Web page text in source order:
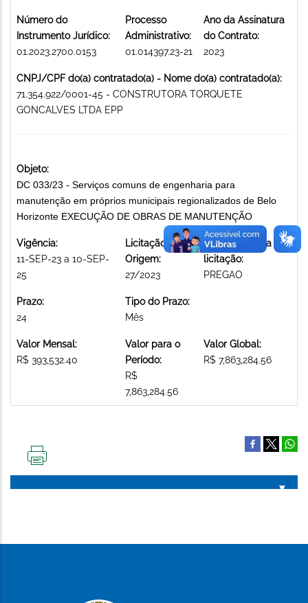
Número do
Instrumento Jurídico:
01.2023.2700.0153
Processo
Administrativo:
01.014397.23-21
Ano da Assinatura
do Contrato:
2023
CNPJ/CPF do(a) contratado(a) - Nome do(a) contratado(a):
71.354.922/0001-45 - CONSTRUTORA TORQUETE
GONCALVES LTDA EPP
Objeto:
DC 033/23 - Serviços comuns de engenharia para
manutenção em próprios municipais regionalizados de Belo
Horizonte EXECUÇÃO DE OBRAS DE MANUTENÇÃO
Vigência:
11-SEP-23 a 10-SEP-
25
Licitação de
Origem:
27/2023
Modalidade da
licitação:
PREGAO
Prazo:
24
Tipo do Prazo:
Mês
Valor Mensal:
R$ 393,532.40
Valor para o
Período:
R$
7,863,284.56
Valor Global:
R$ 7,863,284.56
PÁGINA